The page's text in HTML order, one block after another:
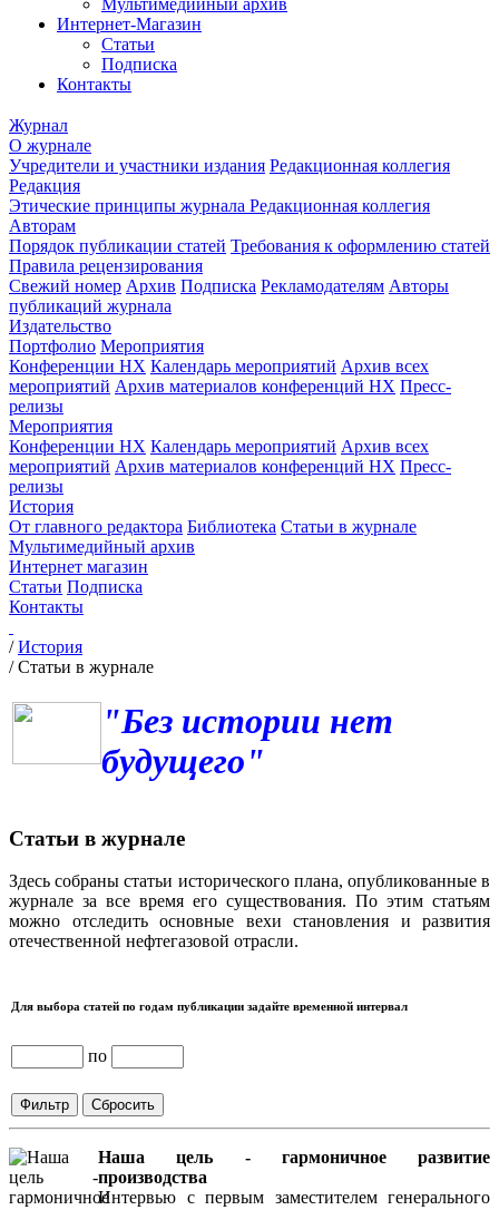
Мультимедийный архив
Интернет-Магазин
Статьи
Подписка
Контакты
Журнал
О журнале
Учредители и участники издания Редакционная коллегия
Редакция
Этические принципы журнала Редакционная коллегия
Авторам
Порядок публикации статей Требования к оформлению статей
Правила рецензирования
Свежий номер Архив Подписка Рекламодателям Авторы
публикаций журнала
Издательство
Портфолио Мероприятия
Конференции НХ Календарь мероприятий Архив всех
мероприятий Архив материалов конференций НХ Пресс-
релизы
Мероприятия
Конференции НХ Календарь мероприятий Архив всех
мероприятий Архив материалов конференций НХ Пресс-
релизы
История
От главного редактора Библиотека Статьи в журнале
Мультимедийный архив
Интернет магазин
Статьи Подписка
Контакты
/История
/Статьи в журнале
"Без истории нет
будущего"
Статьи в журнале
Здесь собраны статьи исторического плана, опубликованные в
журнале за все время его существования. По этим статьям
можно отследить основные вехи становления и развития
отечественной нефтегазовой отрасли.
Для выбора статей по годам публикации задайте временной интервал
по
Наша цель - гармоничное развитие
производства
Интервью с первым заместителем генерального